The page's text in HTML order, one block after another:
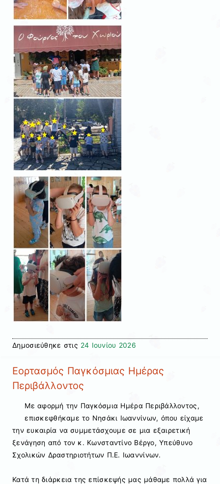
Δημοσιεύθηκε στις 24 Ιουνίου 2026
Εορτασμός Παγκόσμιας Ημέρας
Περιβάλλοντος
Με αφορμή την Παγκόσμια Ημέρα Περιβάλλοντος,
επισκεφθήκαμε το Νησάκι Ιωαννίνων, όπου είχαμε
την ευκαιρία να συμμετάσχουμε σε μια εξαιρετική
ξενάγηση από τον κ. Κωνσταντίνο Βέργο, Υπεύθυνο
Σχολικών Δραστηριοτήτων Π.Ε. Ιωαννίνων.
Κατά τη διάρκεια της επίσκεψής μας μάθαμε πολλά για